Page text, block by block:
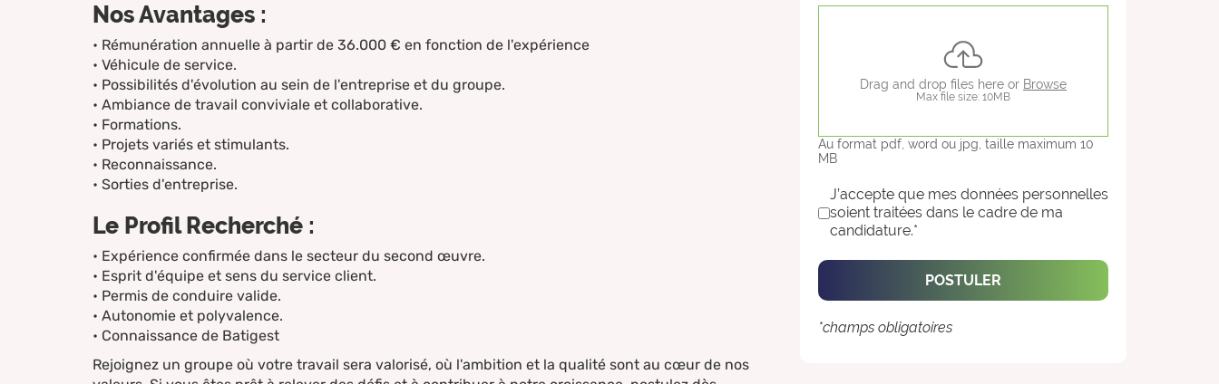
Nos Avantages :
• Rémunération annuelle à partir de 36.000 € en fonction de l'expérience
• Véhicule de service.
• Possibilités d'évolution au sein de l'entreprise et du groupe.
• Ambiance de travail conviviale et collaborative.
• Formations.
• Projets variés et stimulants.
• Reconnaissance.
• Sorties d'entreprise.
Le Profil Recherché :
• Expérience confirmée dans le secteur du second œuvre.
• Esprit d'équipe et sens du service client.
• Permis de conduire valide.
• Autonomie et polyvalence.
• Connaissance de Batigest
Rejoignez un groupe où votre travail sera valorisé, où l'ambition et la qualité sont au cœur de nos
Drag and drop files here or Browse
Max file size: 10MB
Au format pdf, word ou jpg, taille maximum 10
MB
Conditions d'utilisation *
J’accepte que mes données personnelles
soient traitées dans le cadre de ma
candidature.*
POSTULER
*champs obligatoires